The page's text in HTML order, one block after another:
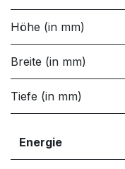
Höhe (in mm)
Breite (in mm)
Tiefe (in mm)
Energie